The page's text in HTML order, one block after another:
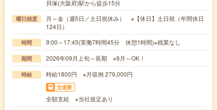
貝塚(大阪府)駅から徒歩15分
曜日頻度
月～金（週5日／土日祝休み） ※【休日】土日祝（年間休日
124日）
時間 9:00～17:45(実働7時間45分 休憩1時間)※残業なし
期間 2026年09月上旬～長期 ※9月～OK！
時給 時給1800円 ※月収例 279,000円
交通費
全額支給 ※当社規定あり